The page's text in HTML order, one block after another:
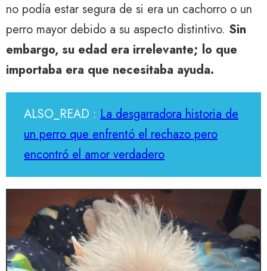
no podía estar segura de si era un cachorro o un
perro mayor debido a su aspecto distintivo. Sin
embargo, su edad era irrelevante; lo que
importaba era que necesitaba ayuda.
ALSO_READ : La desgarradora historia de
un perro que enfrentó el rechazo pero
encontró el amor verdadero